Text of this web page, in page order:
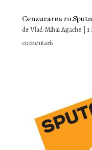
Cenzurarea
de Vlad-Mihai Agache 1
comentarii